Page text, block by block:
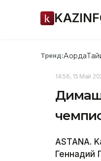
Тренд:Ақорда
14:56, 15 Май
Димаш
ASTANA.
Геннадий